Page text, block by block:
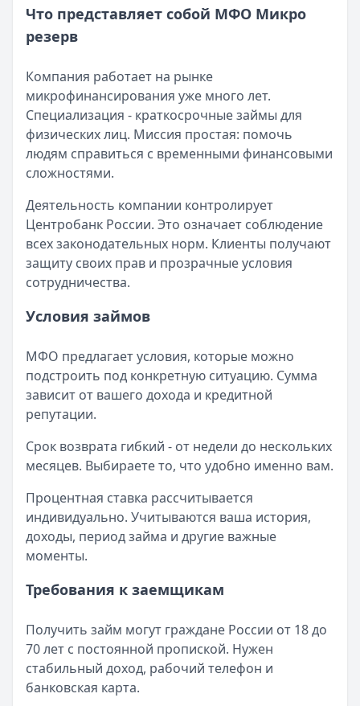
Рекордный рост доли клиентов МФО с iPhone: что
Кратко:В III квартале 2025 года владельцы iPhone
Категория:МФО
Читать новость
57 сервисов микрозаймов через Госуслуги: где
Кратко:Авторизация через Госуслуги ускоряет
Опубликовано:23 ноября 2025 г.
Категория:МФО
Смс о «одобренном займе» от Bigmani Ru: как
Кратко:Пришло СМС об одобрении займа от Bigmani
Опубликовано:23 ноября 2025 г.
Категория: МФО
Читать новость
Все новости
Что представляет собой МФО Микро
резерв
Компания работает на рынке
микрофинансирования уже много лет.
Специализация - краткосрочные займы для
физических лиц. Миссия простая: помочь
людям справиться с временными финансовыми
сложностями.
Деятельность компании контролирует
Центробанк России. Это означает соблюдение
всех законодательных норм. Клиенты получают
защиту своих прав и прозрачные условия
сотрудничества.
Условия займов
МФО предлагает условия, которые можно
подстроить под конкретную ситуацию. Сумма
зависит от вашего дохода и кредитной
репутации.
Срок возврата гибкий - от недели до нескольких
месяцев. Выбираете то, что удобно именно вам.
Процентная ставка рассчитывается
индивидуально. Учитываются ваша история,
доходы, период займа и другие важные
моменты.
Требования к заемщикам
Получить займ могут граждане России от 18 до
70 лет с постоянной пропиской. Нужен
стабильный доход, рабочий телефон и
банковская карта.